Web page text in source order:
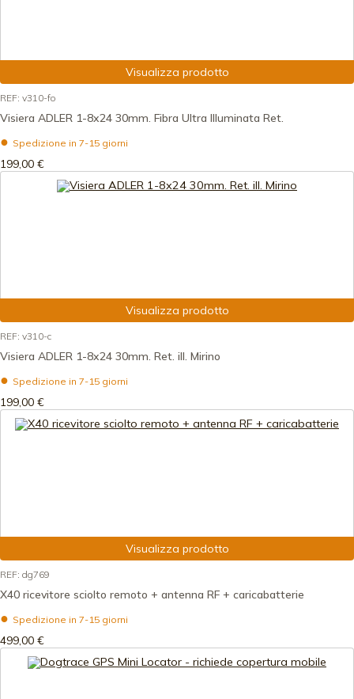
Visualizza prodotto
REF: v310-fo
Visiera ADLER 1-8x24 30mm. Fibra Ultra Illuminata Ret.
Spedizione in 7-15 giorni
199,00 €
Visualizza prodotto
REF: v310-c
Visiera ADLER 1-8x24 30mm. Ret. ill. Mirino
Spedizione in 7-15 giorni
199,00 €
Visualizza prodotto
REF: dg769
X40 ricevitore sciolto remoto + antenna RF + caricabatterie
Spedizione in 7-15 giorni
499,00 €